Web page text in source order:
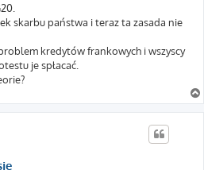
skarbu państwa i teraz ta zasada nie
kredytów frankowych i wszyscy
je spłacać.